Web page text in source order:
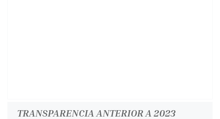
TRANSPARENCIA ANTERIOR A 2023